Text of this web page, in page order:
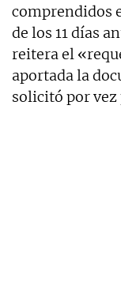
comprendidos
de los 11 días
reitera el
aportada la
solicitó por vez